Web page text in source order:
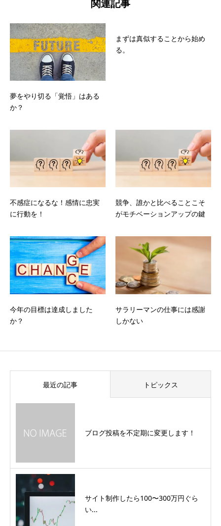
関連記事
夢をやり切る「覚悟」はある
か？
まずは真似することから始め
る。
不感症になるな！感情に忠実
に行動を！
競争、誰かと比べることこそ
がモチベーションアップの鍵
今年の目標は達成しました
か？
サラリーマンの仕事には感謝
しかない
最近の記事 トピックス
ブログ投稿を不定期に変更します！
サイト制作したら100〜300万円ぐら
い...